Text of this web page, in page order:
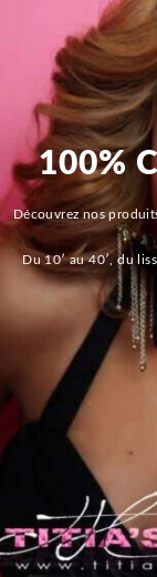
100%
Découvrez nos
Du 10′ au 40′, du